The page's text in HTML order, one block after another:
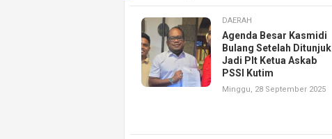
DAERAH
Agenda Besar Kasmidi
Bulang Setelah Ditunjuk
Jadi Plt Ketua Askab
PSSI Kutim
Minggu, 28 September 2025